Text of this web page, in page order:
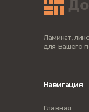
Ламинат,
для Вашего
Навигация
Главная